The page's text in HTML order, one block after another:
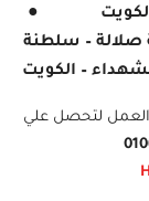
بالكويت
●
صلالة – سلطنة
– الكويت
لتحصل علي